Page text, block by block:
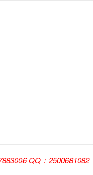
QQ：2500681082